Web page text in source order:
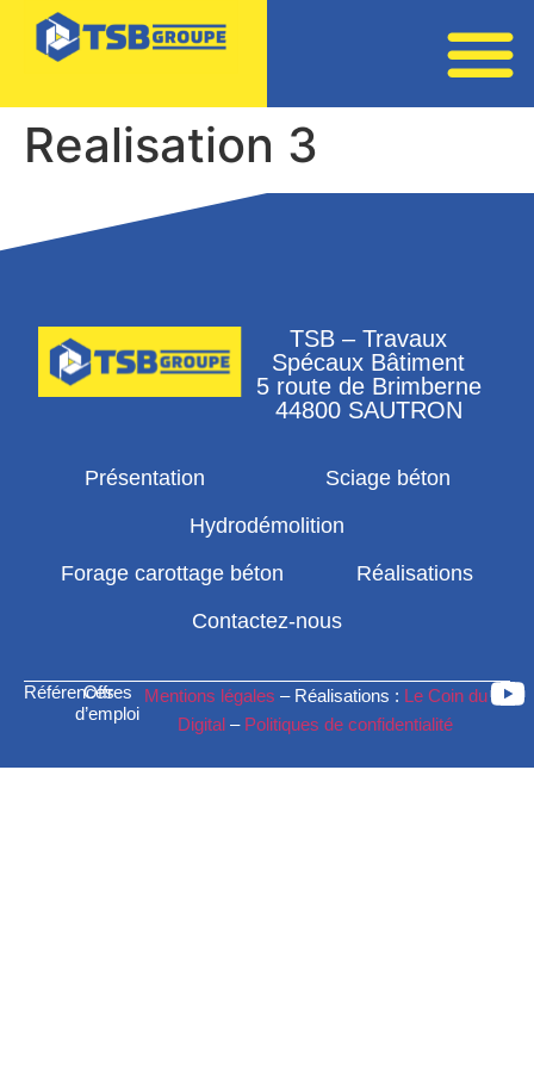
Realisation 3
TSB – Travaux
Spécaux Bâtiment
5 route de Brimberne
44800 SAUTRON
Présentation
Sciage béton
Hydrodémolition
Forage carottage béton
Réalisations
Contactez-nous
Références
Offres
d’emploi
Mentions légales – Réalisations : Le Coin du
Digital – Politiques de confidentialité